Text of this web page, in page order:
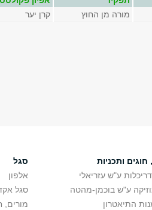
מורה מן החוץ קרן יער
ותכניות
ע"ש עזריאלי
ע"ש בוכמן-מהטה
התיאטרון
סגל
אלפון
סגל
מורים,